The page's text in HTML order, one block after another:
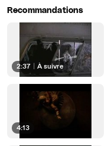
Recommandations
2:37 À suivre
4:13